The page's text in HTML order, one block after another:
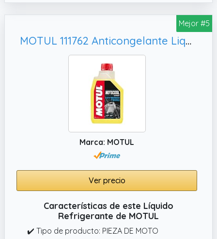
específicos de anticongelante y no todos los
anticongelantes son compatibles entre sí.
Mejor #5
MOTUL 111762 Anticongelante Liquido refrigerante Líquido anticongelante Refrigerante
Marca: MOTUL
Ver precio
Características de este Líquido
Refrigerante de MOTUL
✔️ Tipo de producto: PIEZA DE MOTO